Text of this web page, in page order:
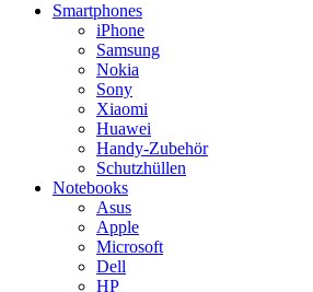
Smartphones
iPhone
Samsung
Nokia
Sony
Xiaomi
Huawei
Handy-Zubehör
Schutzhüllen
Notebooks
Asus
Apple
Microsoft
Dell
HP